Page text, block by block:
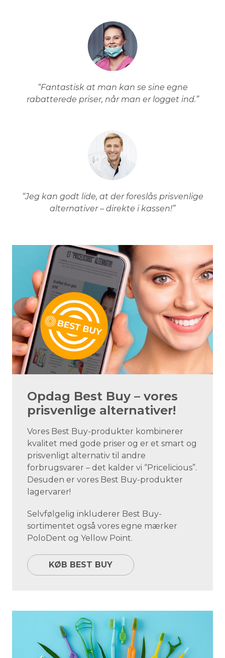
“Fantastisk at man kan se sine egne
rabatterede priser, når man er logget ind.”
“Jeg kan godt lide, at der foreslås prisvenlige
alternativer – direkte i kassen!”
Opdag Best Buy – vores
prisvenlige alternativer!
Vores Best Buy-produkter kombinerer
kvalitet med gode priser og er et smart og
prisvenligt alternativ til andre
forbrugsvarer – det kalder vi “Pricelicious”.
Desuden er vores Best Buy-produkter
lagervarer!
Selvfølgelig inkluderer Best Buy-
sortimentet også vores egne mærker
PoloDent og Yellow Point.
KØB BEST BUY